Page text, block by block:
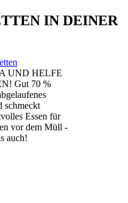
IN DEINER
UND HELFE
Gut 70 %
schmeckt
Essen für
vor dem Müll -
auch!